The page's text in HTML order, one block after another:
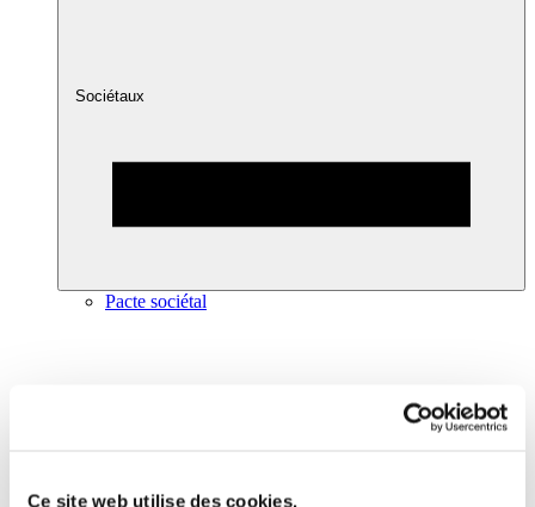
Ce site web utilise des cookies.
Sociétaux
Pacte sociétal